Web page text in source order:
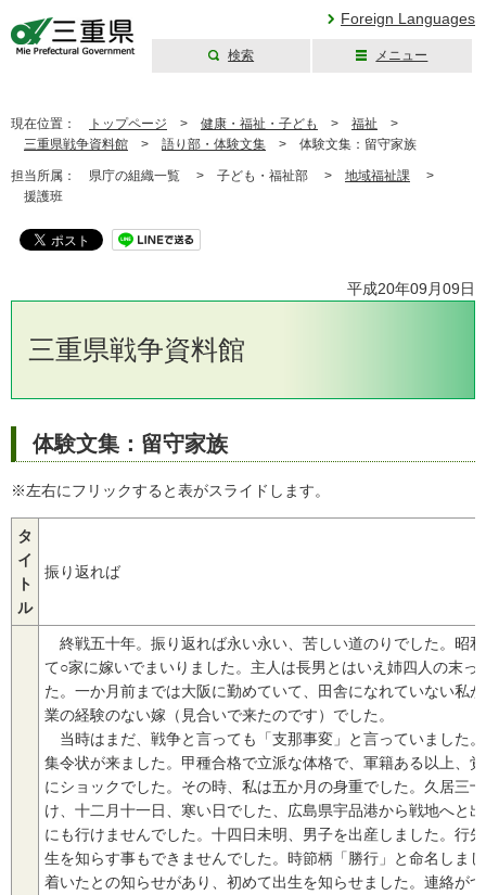
Foreign Languages
検索 メニュー
現在位置： トップページ > 健康・福祉・子ども > 福祉 >
三重県戦争資料館 > 語り部・体験文集 > 体験文集：留守家族
担当所属： 県庁の組織一覧 > 子ども・福祉部 > 地域福祉課 >
援護班
平成20年09月09日
三重県戦争資料館
体験文集：留守家族
※左右にフリックすると表がスライドします。
タ
イ
ト
ル
振り返れば
終戦五十年。振り返れば永い永い、苦しい道のりでした。昭
て○家に嫁いでまいりました。主人は長男とはいえ姉四人の末
た。一か月前までは大阪に勤めていて、田舎になれていない私
業の経験のない嫁（見合いで来たのです）でした。
当時はまだ、戦争と言っても「支那事変」と言っていました
集令状が来ました。甲種合格で立派な体格で、軍籍ある以上、
にショックでした。その時、私は五か月の身重でした。久居三
け、十二月十一日、寒い日でした、広島県宇品港から戦地へと
にも行けませんでした。十四日未明、男子を出産しました。行
生を知らす事もできませんでした。時節柄「勝行」と命名しま
着いたとの知らせがあり、初めて出生を知らせました。連絡が